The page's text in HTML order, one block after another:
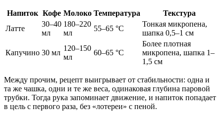
Напиток Кофе Молоко Температура
Текстура
Латте
30–40
мл
180–220
мл
55–65 °C
Тонкая микропена,
шапка 0,5–1 см
Капучино 30 мл
120–150
мл
60–65 °C
Более плотная
микропена, шапка 1–
1,5 см
Между прочим, рецепт выигрывает от стабильности: одна и
та же чашка, одни и те же веса, одинаковая глубина паровой
трубки. Тогда рука запоминает движение, и напиток попадает
в цель с первого раза, без «лотереи» с пеной.